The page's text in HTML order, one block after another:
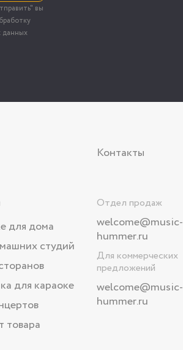
вы
данных
Контакты
для дома
студий
для караоке
товара
Отдел продаж
welcome@music-
hummer.ru
Для коммерческих
предложений
welcome@music-
hummer.ru